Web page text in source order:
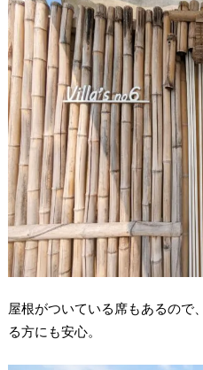
屋根がついている席もあるので
る方にも安心。